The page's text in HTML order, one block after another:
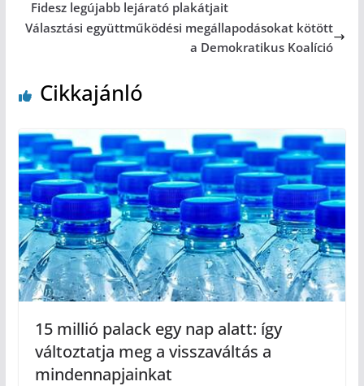
Fidesz legújabb lejárató plakátjait
Választási együttműködési megállapodásokat kötött
a Demokratikus Koalíció
Cikkajánló
15 millió palack egy nap alatt: így
változtatja meg a visszaváltás a
mindennapjainkat